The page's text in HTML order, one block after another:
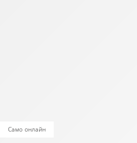
само онлайн